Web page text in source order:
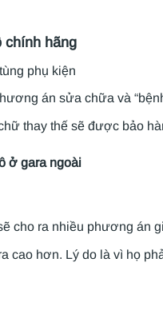
chính hãng
phụ kiện
án sửa chữa và
thay thế sẽ được bảo
ở gara ngoài
cho ra nhiều phương án
cao hơn. Lý do là vì họ